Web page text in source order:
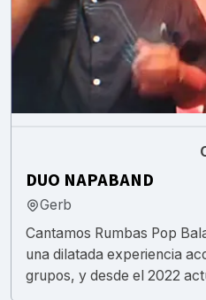
DUO NAPABAND
Gerb
Cantamos Rumbas Pop
una dilatada experiencia
grupos, y desde el 2022